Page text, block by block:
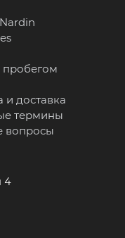
пробегом
и доставка
термины
вопросы
4